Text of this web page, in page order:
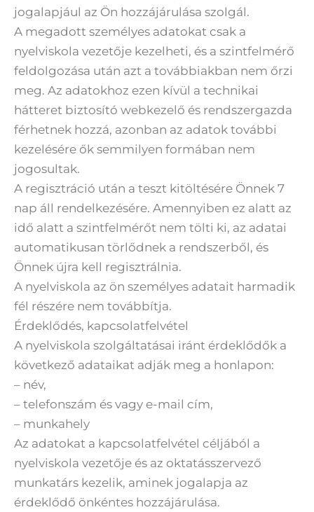
jogalapjául az Ön hozzájárulása szolgál.
A megadott személyes adatokat csak a
nyelviskola vezetője kezelheti, és a szintfelmérő
feldolgozása után azt a továbbiakban nem őrzi
meg. Az adatokhoz ezen kívül a technikai
hátteret biztosító webkezelő és rendszergazda
férhetnek hozzá, azonban az adatok további
kezelésére ők semmilyen formában nem
jogosultak.
A regisztráció után a teszt kitöltésére Önnek 7
nap áll rendelkezésére. Amennyiben ez alatt az
idő alatt a szintfelmérőt nem tölti ki, az adatai
automatikusan törlődnek a rendszerből, és
Önnek újra kell regisztrálnia.
A nyelviskola az ön személyes adatait harmadik
fél részére nem továbbítja.
Érdeklődés, kapcsolatfelvétel
A nyelviskola szolgáltatásai iránt érdeklődők a
következő adataikat adják meg a honlapon:
– név,
– telefonszám és vagy e-mail cím,
– munkahely
Az adatokat a kapcsolatfelvétel céljából a
nyelviskola vezetője és az oktatásszervező
munkatárs kezelik, aminek jogalapja az
érdeklődő önkéntes hozzájárulása.